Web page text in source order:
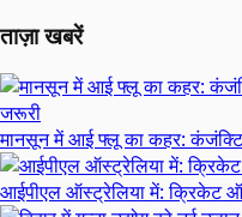
ताज़ा खबरें
मानसून में आई फ्लू का कहर:
आईपीएल ऑस्ट्रेलिया में: क्रिकेट